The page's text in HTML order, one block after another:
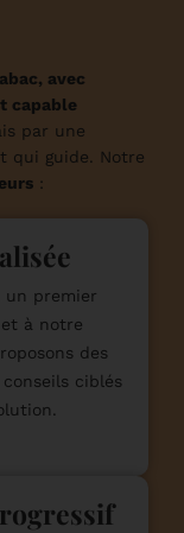
avec
capable
par une
qui guide. Notre
:
un premier
et à notre
des
ciblés